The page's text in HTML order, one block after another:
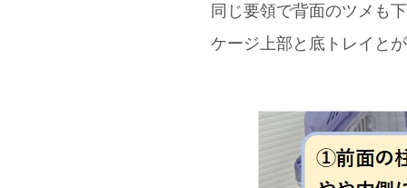
同じ要領で背面のツメも
ケージ上部と底トレイと